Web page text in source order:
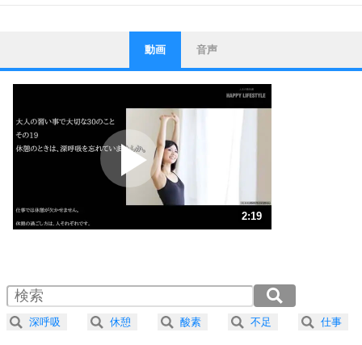
1
ストレス対策
他人と比べない。
いっそのこと、他人を見ない。
いらいらしない人になる30の方法
プラス思考
ポジティブになれない原因は、行動しないから。
ポジティブ思考になる30の方法
ストレス対策
人生、なんとかなるもの。
気楽に生きる30の方法
4 器の大きい人は、怒りを優しさで表現する。
動画 音声
2:19
2.0倍速 （273KB 1分9秒）
2.5倍速 （218KB 55秒）
3.0倍速 （182KB 46秒）
深呼吸 休憩 酸素 不足 仕事